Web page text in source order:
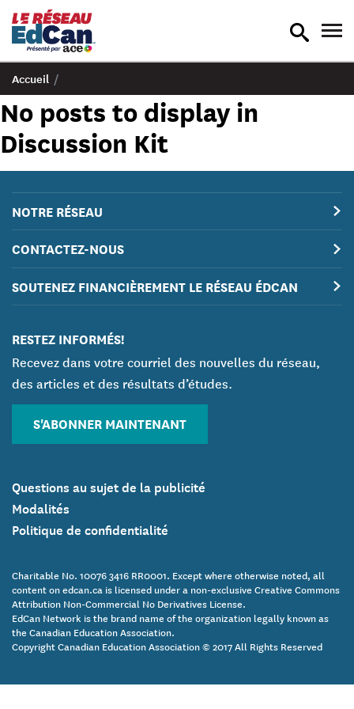
recherche
Accueil /
No posts to display in
Discussion Kit
NOTRE RÉSEAU
CONTACTEZ-NOUS
SOUTENEZ FINANCIÈREMENT LE RÉSEAU ÉDCAN
RESTEZ INFORMÉS!
Recevez dans votre courriel des nouvelles du réseau,
des articles et des résultats d’études.
S'ABONNER MAINTENANT
Questions au sujet de la publicité
Modalités
Politique de confidentialité
Charitable No. 10076 3416 RR0001. Except where otherwise noted, all
content on edcan.ca is licensed under a non-exclusive Creative Commons
Attribution Non-Commercial No Derivatives License.
EdCan Network is the brand name of the organization legally known as
the Canadian Education Association.
Copyright Canadian Education Association © 2017 All Rights Reserved